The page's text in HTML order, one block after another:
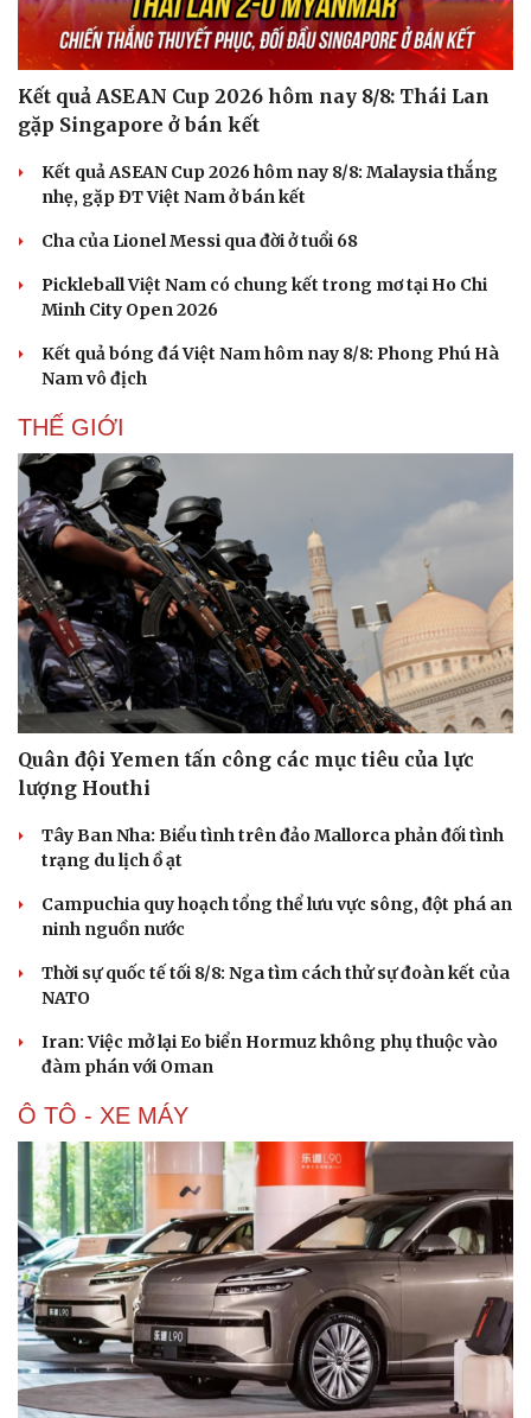
Kết quả ASEAN Cup 2026 hôm nay 8/8: Thái Lan
gặp Singapore ở bán kết
Kết quả ASEAN Cup 2026 hôm nay 8/8: Malaysia thắng
nhẹ, gặp ĐT Việt Nam ở bán kết
Cha của Lionel Messi qua đời ở tuổi 68
Pickleball Việt Nam có chung kết trong mơ tại Ho Chi
Minh City Open 2026
Kết quả bóng đá Việt Nam hôm nay 8/8: Phong Phú Hà
Nam vô địch
THẾ GIỚI
Quân đội Yemen tấn công các mục tiêu của lực
lượng Houthi
Tây Ban Nha: Biểu tình trên đảo Mallorca phản đối tình
trạng du lịch ồ ạt
Campuchia quy hoạch tổng thể lưu vực sông, đột phá an
ninh nguồn nước
Thời sự quốc tế tối 8/8: Nga tìm cách thử sự đoàn kết của
NATO
Iran: Việc mở lại Eo biển Hormuz không phụ thuộc vào
đàm phán với Oman
Ô TÔ - XE MÁY